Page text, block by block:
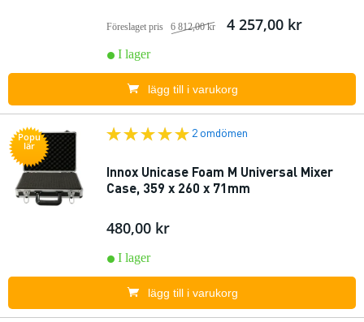
Föreslaget pris 6 812,00 kr 4 257,00 kr
I lager
lägg till i varukorg
Popu
lär
2 omdömen
Innox Unicase Foam M Universal Mixer
Case, 359 x 260 x 71mm
480,00 kr
I lager
lägg till i varukorg